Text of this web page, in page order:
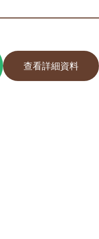
查看詳細資料